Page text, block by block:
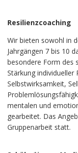
Resilienzcoaching
Wir bieten sowohl in
Jahrgängen 7 bis 10
besondere Form des
Stärkung individueller
Selbstwirksamkeit,
mentalen und
gearbeitet. Das
Gruppenarbeit statt.